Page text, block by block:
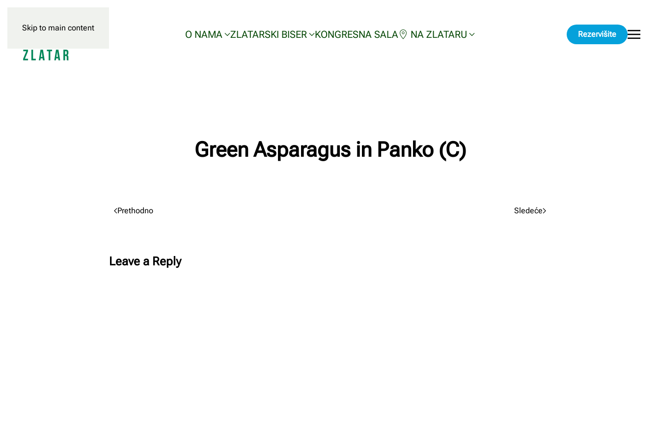
Skip to main content
O NAMA ZLATARSKI BISER KONGRESNA SALA NA ZLATARU Rezervišite
Green Asparagus in Panko (C)
Prethodno Sledeće
Leave a Reply